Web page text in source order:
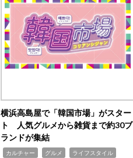
横浜高島屋で「韓国市場」がスター
ト 人気グルメから雑貨まで約30ブ
ランドが集結
カルチャー グルメ ライフスタイル